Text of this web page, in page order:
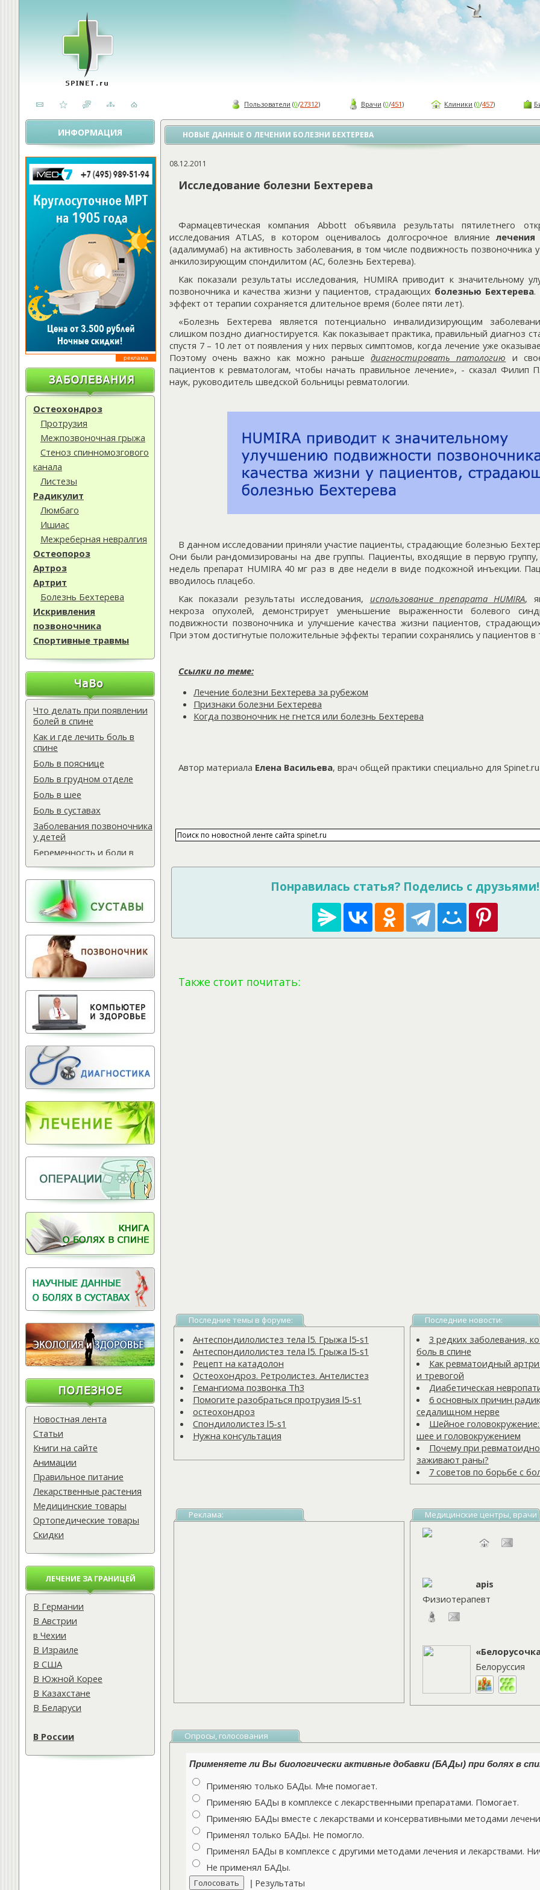
Пользователи (0/27312) Врачи (0/451) Клиники (0/457)
ИНФОРМАЦИЯ
реклама
Остеохондроз
Протрузия
Межпозвоночная грыжа
Стеноз спинномозгового
канала
Листезы
Радикулит
Люмбаго
Ишиас
Межреберная невралгия
Остеопороз
Артроз
Артрит
Болезнь Бехтерева
Искривления
позвоночника
Спортивные травмы
Что делать при появлении
болей в спине
Как и где лечить боль в
спине
Боль в пояснице
Боль в грудном отделе
Боль в шее
Боль в суставах
Заболевания позвоночника
у детей
Беременность и боли в
Мази для спины
Массаж водителю
Самомассаж при
остеохондрозе
Поясничная грыжа
Обследование
позвоночника
Тактика лечения
остеохондроза
Лечение баней
Офисный фитнес
Народная медицина
Тест для позвоночника
Питание для позвоночника
Витамины для
позвоночника
Новостная лента
Статьи
Книги на сайте
Анимации
Правильное питание
Лекарственные растения
Медицинские товары
Ортопедические товары
Скидки
ЛЕЧЕНИЕ ЗА ГРАНИЦЕЙ
В Германии
В Австрии
в Чехии
В Израиле
В США
В Южной Корее
В Казахстане
В Беларуси
В России
НОВЫЕ ДАННЫЕ О ЛЕЧЕНИИ БОЛЕЗНИ БЕХТЕРЕВА
08.12.2011
Исследование болезни Бехтерева
Фармацевтическая компания Abbott объявила результаты пятилетнего
исследования ATLAS, в котором оценивалось долгосрочное влияниелечения
(адалимумаб) на активность заболевания, в том числе подвижность позвоночника
анкилозирующим спондилитом (АС, болезнь Бехтерева).
Как показали результаты исследования, HUMIRA приводит к значительному
позвоночника и качества жизни у пациентов, страдающих болезнью Бехтерева.
эффект от терапии сохраняется длительное время (более пяти лет).
«Болезнь Бехтерева является потенциально инвалидизирующим
слишком поздно диагностируется. Как показывает практика, правильный диагноз
спустя 7 – 10 лет от появления у них первых симптомов, когда лечение уже
Поэтому очень важно как можно раньшедиагностировать патологию и
пациентов к ревматологам, чтобы начать правильное лечение», - сказал Филип
наук, руководитель шведской больницы ревматологии.
В данном исследовании приняли участие пациенты, страдающие болезнью
Они были рандомизированы на две группы. Пациенты, входящие в первую группу,
недель препарат HUMIRA 40 мг раз в две недели в виде подкожной инъекции.
вводилось плацебо.
Как показали результаты исследования, использование препарата HUMIRA,
некроза опухолей, демонстрирует уменьшение выраженности болевого
подвижности позвоночника и улучшение качества жизни пациентов,
При этом достигнутые положительные эффекты терапии сохранялись у пациентов в
Ссылки по теме:
Лечение болезни Бехтерева за рубежом
Признаки болезни Бехтерева
Когда позвоночник не гнется или болезнь Бехтерева
Автор материала Елена Васильева, врач общей практики специально для Spinet.ru
Понравилась статья? Поделись с друзьями!
Также стоит почитать:
Последние темы в форуме:
Антеспондилолистез тела l5. Грыжа l5-s1
Антеспондилолистез тела l5. Грыжа l5-s1
Рецепт на катадолон
Остеохондроз. Ретролистез. Антелистез
Гемангиома позвонка Тh3
Помогите разобраться протрузия l5-s1
остеохондроз
Спондилолистез l5-s1
Нужна консультация
Последние новости:
3 редких заболевания,
боль в спине
Как ревматоидный
и тревогой
Диабетическая
6 основных причин
седалищном нерве
Шейное
шее и головокружением
Почему при
заживают раны?
7 советов по борьбе с
Реклама: Медицинские центры, врачи
apis
Физиотерапевт
Белоруссия
Опросы, голосования
Применяете ли Вы биологически активные добавки (БАДы) при болях в
Применяю только БАДы. Мне помогает.
Применяю БАДы в комплексе с лекарственными препаратами. Помогает.
Применяю БАДы вместе с лекарствами и консервативными методами
Применял только БАДы. Не помогло.
Применял БАДы в комплексе с другими методами лечения и лекарствами.
Не применял БАДы.
Результаты